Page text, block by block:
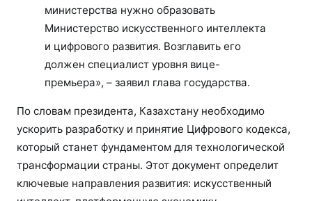
министерства нужно образовать
Министерство искусственного интеллекта
и цифрового развития. Возглавить его
должен специалист уровня вице-
премьера», – заявил глава государства.
По словам президента, Казахстану необходимо
ускорить разработку и принятие Цифрового кодекса,
который станет фундаментом для технологической
трансформации страны. Этот документ определит
ключевые направления развития: искусственный